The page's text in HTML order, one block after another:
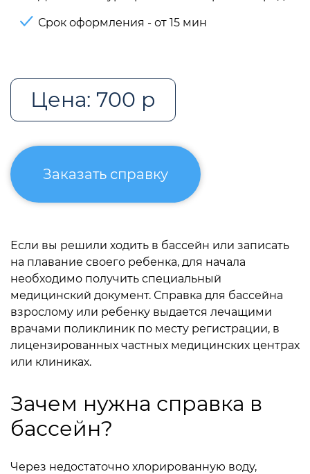
Срок оформления - от 15 мин
Цена: 700 р
Заказать справку
Если вы решили ходить в бассейн или записать
на плавание своего ребенка, для начала
необходимо получить специальный
медицинский документ. Справка для бассейна
взрослому или ребенку выдается лечащими
врачами поликлиник по месту регистрации, в
лицензированных частных медицинских центрах
или клиниках.
Зачем нужна справка в
бассейн?
Через недостаточно хлорированную воду,